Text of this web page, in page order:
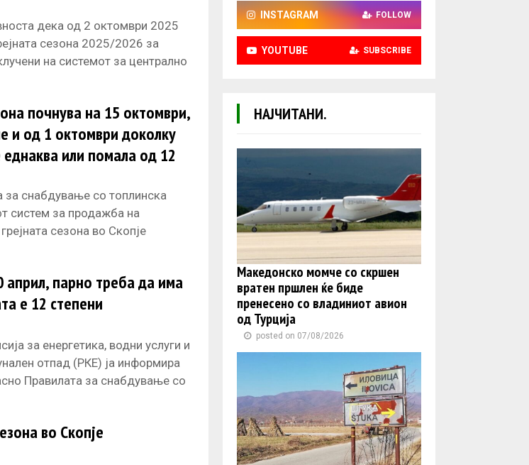
дека од 2 октомври 2025
сезона 2025/2026 за
на системот за централно
почнува на 15 октомври,
и од 1 октомври доколку
или помала од 12
за снабдување со топлинска
систем за продажба на
сезона во Скопје
април, парно треба да има
е 12 степени
за енергетика, водни услуги и
отпад (РКЕ) ја информира
Правилата за снабдување со
во Скопје
INSTAGRAM FOLLOW
YOUTUBE SUBSCRIBE
НАЈЧИТАНИ.
Македонско момче со скршен
вратен пршлен ќе биде
пренесено со владиниот авион
од Турција
posted on 07/08/2026